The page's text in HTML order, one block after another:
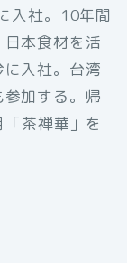
入社。10年間
本食材を活
入社。台湾
加する。帰
茶禅華」を